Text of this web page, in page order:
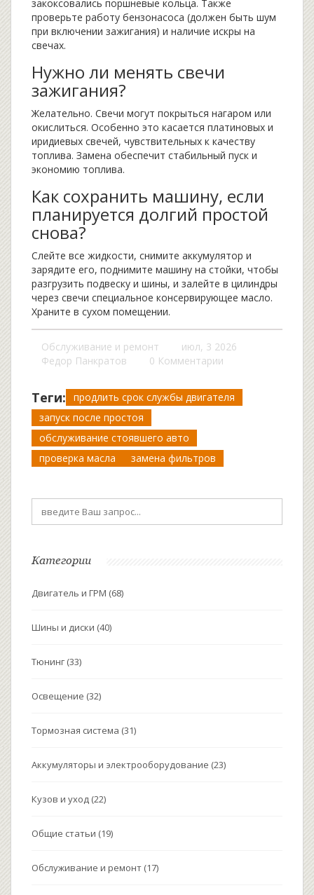
закоксовались поршневые кольца. Также
проверьте работу бензонасоса (должен быть шум
при включении зажигания) и наличие искры на
свечах.
Нужно ли менять свечи
зажигания?
Желательно. Свечи могут покрыться нагаром или
окислиться. Особенно это касается платиновых и
иридиевых свечей, чувствительных к качеству
топлива. Замена обеспечит стабильный пуск и
экономию топлива.
Как сохранить машину, если
планируется долгий простой
снова?
Слейте все жидкости, снимите аккумулятор и
зарядите его, поднимите машину на стойки, чтобы
разгрузить подвеску и шины, и залейте в цилиндры
через свечи специальное консервирующее масло.
Храните в сухом помещении.
Обслуживание и ремонт
июл, 3 2026
Федор Панкратов
0 Комментарии
Теги:
продлить срок службы двигателя
запуск после простоя
обслуживание стоявшего авто
проверка масла
замена фильтров
Категории
Двигатель и ГРМ (68)
Шины и диски (40)
Тюнинг (33)
Освещение (32)
Тормозная система (31)
Аккумуляторы и электрооборудование (23)
Кузов и уход (22)
Общие статьи (19)
Обслуживание и ремонт (17)